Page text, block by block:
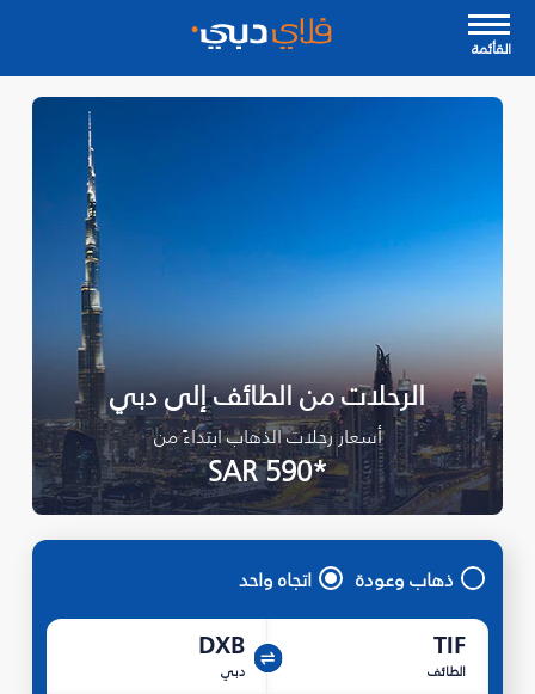
القأئمة
الرحلات من الطائف إلى دبي
أسعار رحلات الذهاب ابتداءً من
*SAR 590
ذهاب وعودة اتجاه واحد
TIF
الطائف
DXB
دبي